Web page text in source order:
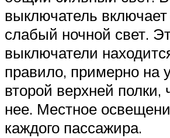
выключатель
слабый ночной свет.
выключатели
правило, примерно на
второй верхней полки,
нее. Местное
каждого пассажира.